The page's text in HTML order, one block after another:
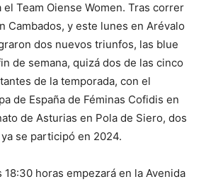
Team Oiense Women. Tras correr
Cambados, y este lunes en Arévalo
dos nuevos triunfos, las blue
de semana, quizá dos de las cinco
de la temporada, con el
de España de Féminas Cofidis en
de Asturias en Pola de Siero, dos
se participó en 2024.
18:30 horas empezará en la Avenida